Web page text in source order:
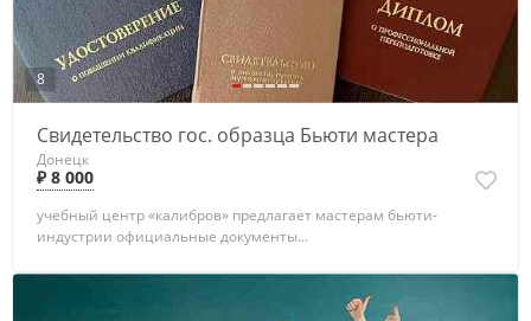
8
Свидетельство гос. образца Бьюти мастера
Донецк
₽ 8 000
учебный центр «калибров» предлагает мастерам бьюти-
индустрии официальные документы...